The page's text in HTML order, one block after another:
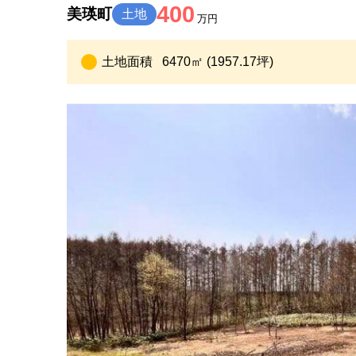
美瑛町 土地 400 万円
土地面積 6470㎡ (1957.17坪)